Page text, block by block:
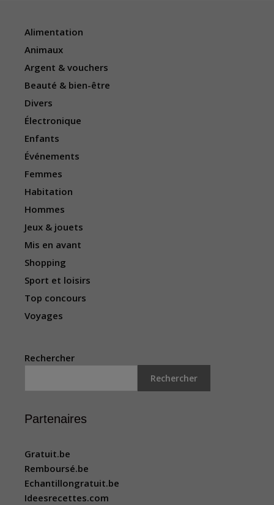
Alimentation
Animaux
Argent & vouchers
Beauté & bien-être
Divers
Électronique
Enfants
Événements
Femmes
Habitation
Hommes
Jeux & jouets
Mis en avant
Shopping
Sport et loisirs
Top concours
Voyages
Rechercher
Rechercher
Partenaires
Gratuit.be
Remboursé.be
Echantillongratuit.be
Ideesrecettes.com